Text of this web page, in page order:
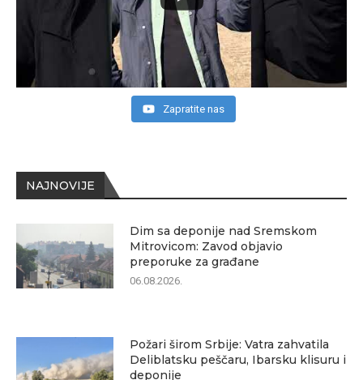
NAJNOVIJE
Dim sa deponije nad Sremskom
Mitrovicom: Zavod objavio
preporuke za građane
06.08.2026.
Požari širom Srbije: Vatra zahvatila
Deliblatsku peščaru, Ibarsku klisuru i
deponije
Zapratite nas